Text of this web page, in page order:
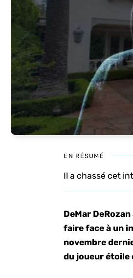
EN RÉSUMÉ
Il a chassé cet
DeMar
faire face à un
novembre
du joueur étoile